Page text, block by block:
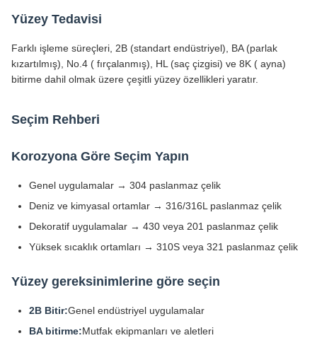
Yüzey Tedavisi
Farklı işleme süreçleri, 2B (standart endüstriyel), BA (parlak
kızartılmış), No.4 ( fırçalanmış), HL (saç çizgisi) ve 8K ( ayna)
bitirme dahil olmak üzere çeşitli yüzey özellikleri yaratır.
Seçim Rehberi
Korozyona Göre Seçim Yapın
Genel uygulamalar → 304 paslanmaz çelik
Deniz ve kimyasal ortamlar → 316/316L paslanmaz çelik
Dekoratif uygulamalar → 430 veya 201 paslanmaz çelik
Yüksek sıcaklık ortamları → 310S veya 321 paslanmaz çelik
Yüzey gereksinimlerine göre seçin
2B Bitir:Genel endüstriyel uygulamalar
BA bitirme:Mutfak ekipmanları ve aletleri